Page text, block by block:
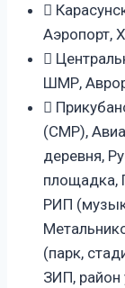
Аэропорт,
ШМР,
(СМР),
деревня,
площадка,
РИП
(парк,
ЗИП, район